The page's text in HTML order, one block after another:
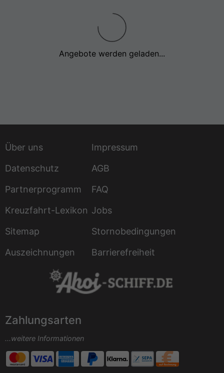
Angebote werden geladen...
Über uns
Impressum
Datenschutz
AGB
Partnerprogramm
FAQ
Kreuzfahrt-Lexikon Jobs
Sitemap
Stornobedingungen
Auszeichnungen
Barrierefreiheit
Zahlungsarten
...weitere Informationen